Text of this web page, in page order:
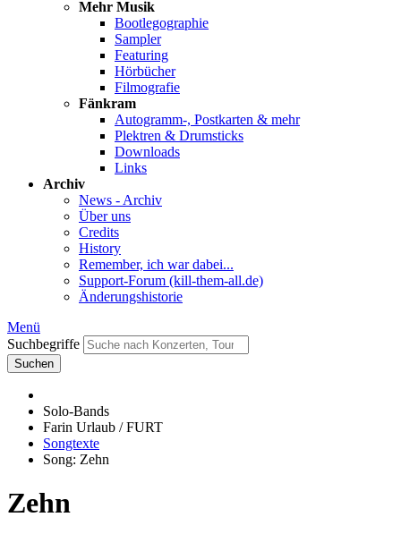
Mehr Musik
Bootlegographie
Sampler
Featuring
Hörbücher
Filmografie
Fänkram
Autogramm-, Postkarten & mehr
Plektren & Drumsticks
Downloads
Links
Archiv
News - Archiv
Über uns
Credits
History
Remember, ich war dabei...
Support-Forum (kill-them-all.de)
Änderungshistorie
Menü
Suchbegriffe
Suchen
Solo-Bands
Farin Urlaub / FURT
Songtexte
Song: Zehn
Zehn